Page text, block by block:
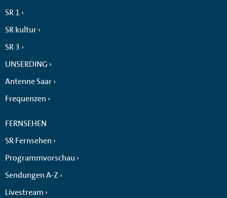
SR 1
SR kultur
SR 3
UNSERDING
Antenne Saar
Frequenzen
FERNSEHEN
SR Fernsehen
Programmvorschau
Sendungen A-Z
Livestream